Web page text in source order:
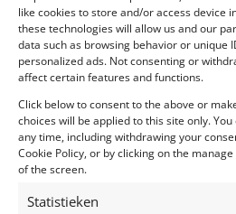
like cookies to store and/or access device
these technologies will allow us and our
data such as browsing behavior or unique
personalized ads. Not consenting or
affect certain features and functions.
Click below to consent to the above or
choices will be applied to this site only.
any time, including withdrawing your
Cookie Policy, or by clicking on the
of the screen.
Statistieken